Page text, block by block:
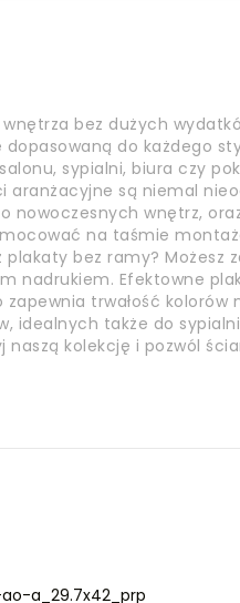
bez dużych
do każdego
sypialni, biura czy
są niemal
wnętrz,
na taśmie
bez ramy? Możesz
nadrukiem. Efektowne
trwałość kolorów
idealnych także do
naszą kolekcję i pozwól
a_29.7x42_prp